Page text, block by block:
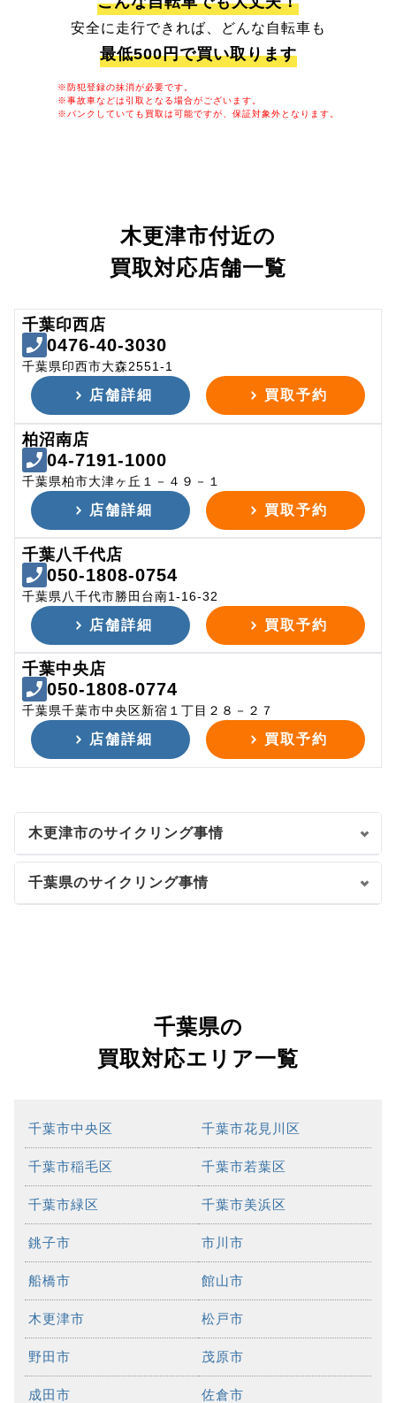
安全に走行できれば、どんな自転車も
最低500円で買い取ります
※防犯登録の抹消が必要です。
※事故車などは引取となる場合がございます。
※パンクしていても買取は可能ですが、保証対象外となります。
木更津市付近の
買取対応店舗一覧
千葉印西店
0476-40-3030
千葉県印西市大森2551-1
店舗詳細 買取予約
柏沼南店
04-7191-1000
千葉県柏市大津ヶ丘１－４９－１
店舗詳細 買取予約
千葉八千代店
050-1808-0754
千葉県八千代市勝田台南1-16-32
店舗詳細 買取予約
千葉中央店
050-1808-0774
千葉県千葉市中央区新宿１丁目２８－２７
店舗詳細 買取予約
木更津市のサイクリング事情
千葉県のサイクリング事情
千葉県の
買取対応エリア一覧
千葉市中央区 千葉市花見川区
千葉市稲毛区 千葉市若葉区
千葉市緑区 千葉市美浜区
銚子市 市川市
船橋市 館山市
木更津市 松戸市
野田市 茂原市
成田市 佐倉市